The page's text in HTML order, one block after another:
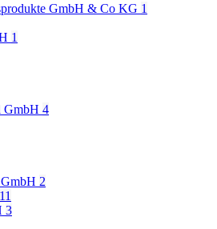
GmbH & Co KG 1
1
GmbH 4
2
11
3